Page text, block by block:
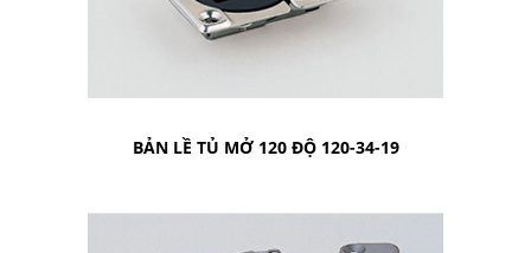
BẢN LỀ TỦ MỞ 120 ĐỘ 120-34-19